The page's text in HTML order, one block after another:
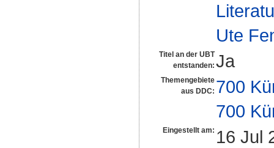
Ute
Titel an der UBT
entstanden: Ja
Themengebiete
aus DDC: 700
700
Eingestellt am: 16 Jul